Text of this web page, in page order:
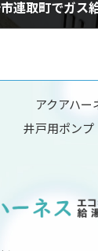
アクアハー
井戸用ポンプ